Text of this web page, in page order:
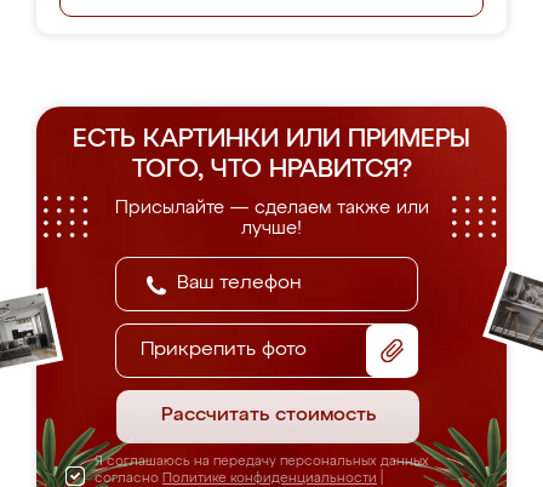
ЕСТЬ КАРТИНКИ ИЛИ ПРИМЕРЫ
ТОГО, ЧТО НРАВИТСЯ?
Присылайте — сделаем также или
лучше!
Прикрепить фото
Рассчитать стоимость
Я соглашаюсь на передачу персональных данных
согласно Политике конфиденциальности